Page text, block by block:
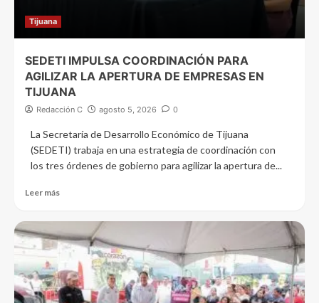
Tijuana
SEDETI IMPULSA COORDINACIÓN PARA
AGILIZAR LA APERTURA DE EMPRESAS EN
TIJUANA
Redacción C agosto 5, 2026 0
La Secretaría de Desarrollo Económico de Tijuana
(SEDETI) trabaja en una estrategia de coordinación con
los tres órdenes de gobierno para agilizar la apertura de...
Leer más